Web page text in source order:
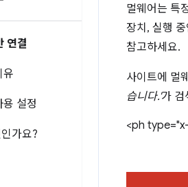
연결
유
설정
가요?
멀웨어는 특
장치, 실행
참고하세요.
사이트에 멀
습니다.'가 검
<ph